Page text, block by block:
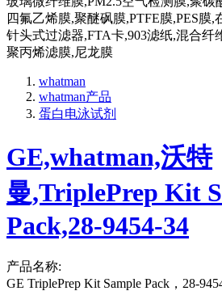
whatman
whatman产品
蛋白电泳试剂
GE,whatman,沃特
曼,TriplePrep Kit
Pack,28-9454-34
产品名称:
GE TriplePrep Kit Sample Pack，28-